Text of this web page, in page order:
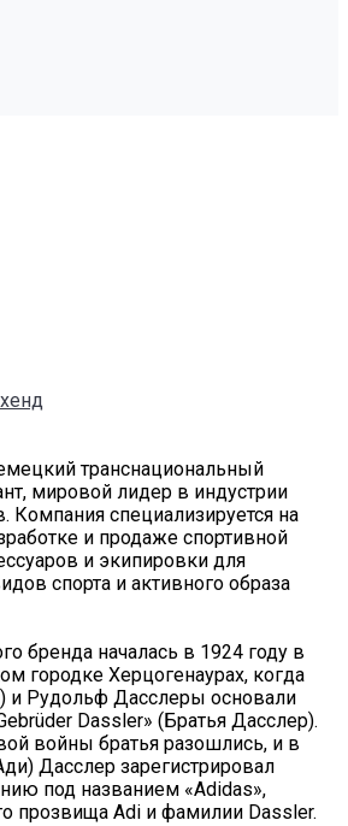
транснациональный
мировой лидер в индустрии
Компания специализируется на
и продаже спортивной
и экипировки для
спорта и активного образа
бренда началась в 1924 году в
городке Херцогенаурах, когда
и Рудольф Дасслеры основали
Dassler» (Братья Дасслер).
войны братья разошлись, и в
Дасслер зарегистрировал
под названием «Adidas»,
прозвища Adi и фамилии Dassler.